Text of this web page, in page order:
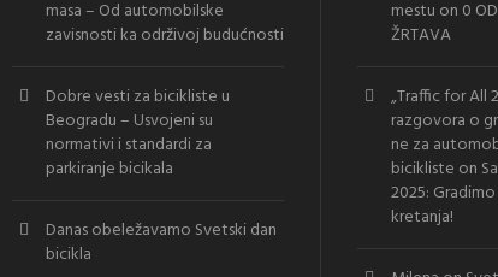
masa – Od automobilske
zavisnosti ka održivoj budućnosti
Dobre vesti za bicikliste u
Beogradu – Usvojeni su
normativi i standardi za
parkiranje bicikala
Danas obeležavamo Svetski dan
bicikla
mestu on 0
ŽRTAVA
„Traffic for All
razgovora o
ne za
bicikliste on
2025:
kretanja!